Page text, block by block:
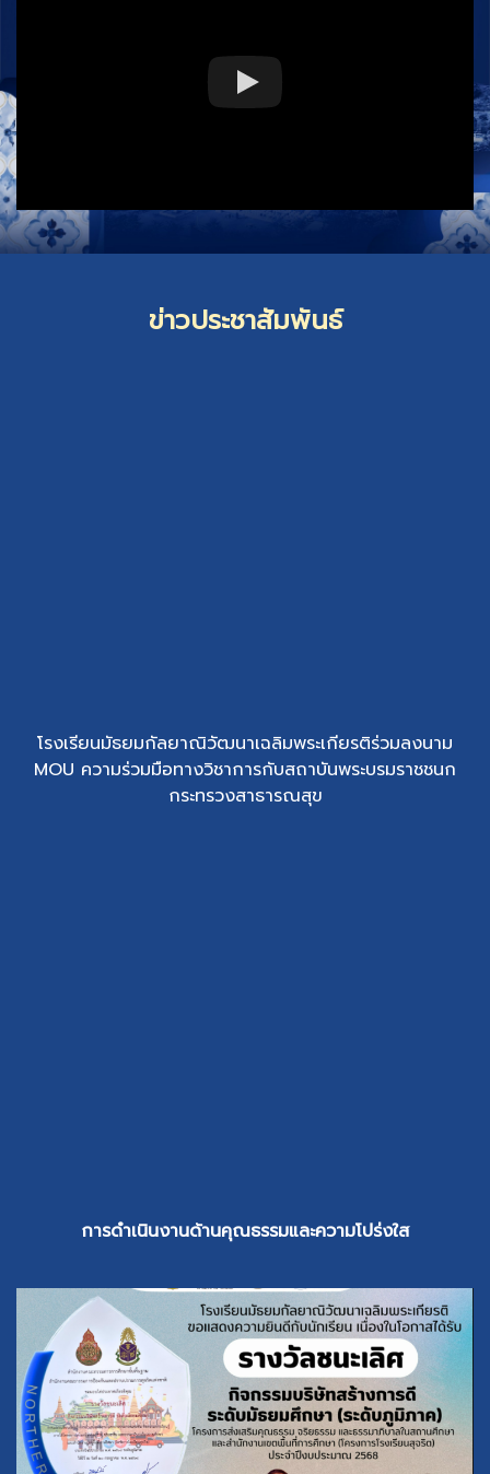
ข่าวประชาสัมพันธ์
โรงเรียนมัธยมกัลยาณิวัฒนาเฉลิมพระเกียรติร่วมลงนาม
MOU ความร่วมมือทางวิชาการกับสถาบันพระบรมราชชนก
กระทรวงสาธารณสุข
การดำเนินงานด้านคุณธรรมและความ​โปร่งใส